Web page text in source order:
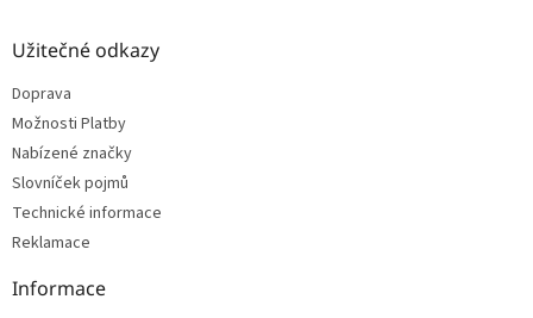
Užitečné odkazy
Doprava
Možnosti Platby
Nabízené značky
Slovníček pojmů
Technické informace
Reklamace
Informace